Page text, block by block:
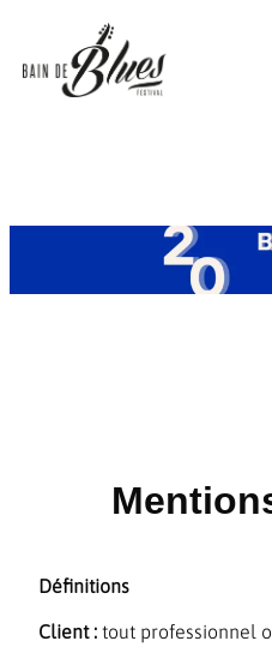
Définitions
Client : tout professionnel